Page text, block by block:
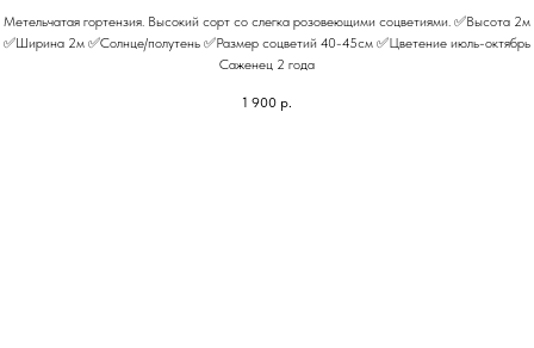
Метельчатая гортензия. Высокий сорт со слегка розовеющими соцветиями. ✅Высота 2м
✅Ширина 2м ✅Солнце/полутень ✅Размер соцветий 40-45см ✅Цветение июль-октябрь
Саженец 2 года
1 900 р.